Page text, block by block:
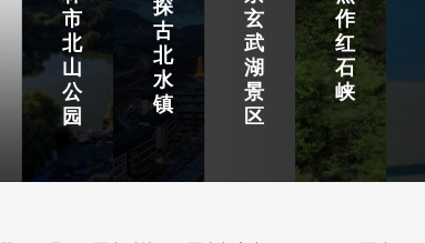
市
北
山
公
园
探
古
北
水
镇
玄
武
湖
景
区
作
红
石
峡